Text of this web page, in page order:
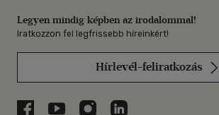
Legyen mindig képben az irodalommal!
Iratkozzon fel legfrissebb híreinkért!
Hírlevél-feliratkozás
Libri a Facebookon
Libri a Youtube-on
Libri az Instagramon
Libri a LinkedInen